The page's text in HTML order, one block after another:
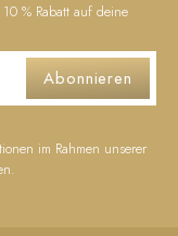
% Rabatt auf deine
Abonnieren
im Rahmen unserer